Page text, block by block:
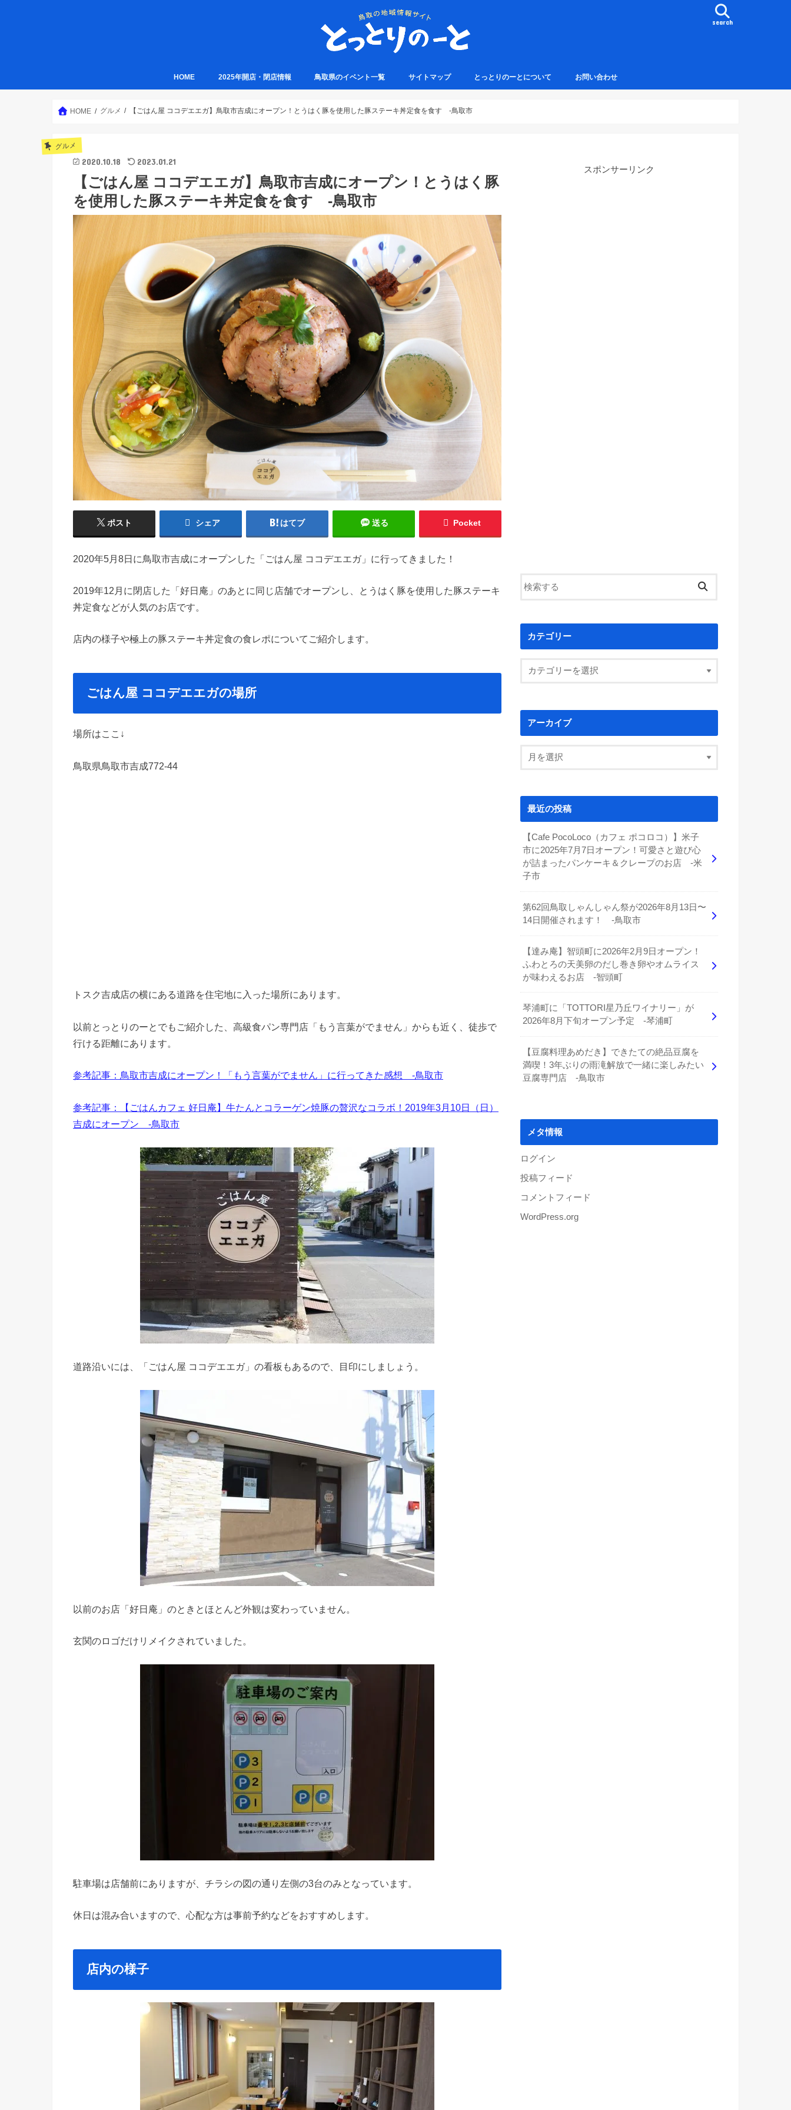
search
HOME 2025年開店・閉店情報 鳥取県のイベント一覧 サイトマップ とっとりのーとについて お問い合わせ
HOME グルメ 【ごはん屋 ココデエエガ】鳥取市吉成にオープン！とうはく豚を使用した豚ステーキ丼定食を食す -鳥取市
グルメ
2020.10.18 2023.01.21
【ごはん屋 ココデエエガ】鳥取市吉成にオープン！とうはく豚
を使用した豚ステーキ丼定食を食す -鳥取市
ポスト シェア はてブ 送る Pocket
2020年5月8日に鳥取市吉成にオープンした「ごはん屋 ココデエエガ」に行ってきました！
2019年12月に閉店した「好日庵」のあとに同じ店舗でオープンし、とうはく豚を使用した豚ステーキ
丼定食などが人気のお店です。
店内の様子や極上の豚ステーキ丼定食の食レポについてご紹介します。
ごはん屋 ココデエエガの場所
場所はここ↓
鳥取県鳥取市吉成772-44
トスク吉成店の横にある道路を住宅地に入った場所にあります。
以前とっとりのーとでもご紹介した、高級食パン専門店「もう言葉がでません」からも近く、徒歩で
行ける距離にあります。
参考記事：鳥取市吉成にオープン！「もう言葉がでません」に行ってきた感想 -鳥取市
参考記事：【ごはんカフェ 好日庵】牛たんとコラーゲン焼豚の贅沢なコラボ！2019年3月10日（日）
吉成にオープン -鳥取市
道路沿いには、「ごはん屋 ココデエエガ」の看板もあるので、目印にしましょう。
以前のお店「好日庵」のときとほとんど外観は変わっていません。
玄関のロゴだけリメイクされていました。
駐車場は店舗前にありますが、チラシの図の通り左側の3台のみとなっています。
休日は混み合いますので、心配な方は事前予約などをおすすめします。
店内の様子
スポンサーリンク
カテゴリー
アーカイブ
最近の投稿
【Cafe PocoLoco（カフェ ポコロコ）】米子
市に2025年7月7日オープン！可愛さと遊び心
が詰まったパンケーキ＆クレープのお店 -米
子市
第62回鳥取しゃんしゃん祭が2026年8月13日〜
14日開催されます！ -鳥取市
【達み庵】智頭町に2026年2月9日オープン！
ふわとろの天美卵のだし巻き卵やオムライス
が味わえるお店 -智頭町
琴浦町に「TOTTORI星乃丘ワイナリー」が
2026年8月下旬オープン予定 -琴浦町
【豆腐料理あめだき】できたての絶品豆腐を
満喫！3年ぶりの雨滝解放で一緒に楽しみたい
豆腐専門店 -鳥取市
メタ情報
ログイン
投稿フィード
コメントフィード
WordPress.org